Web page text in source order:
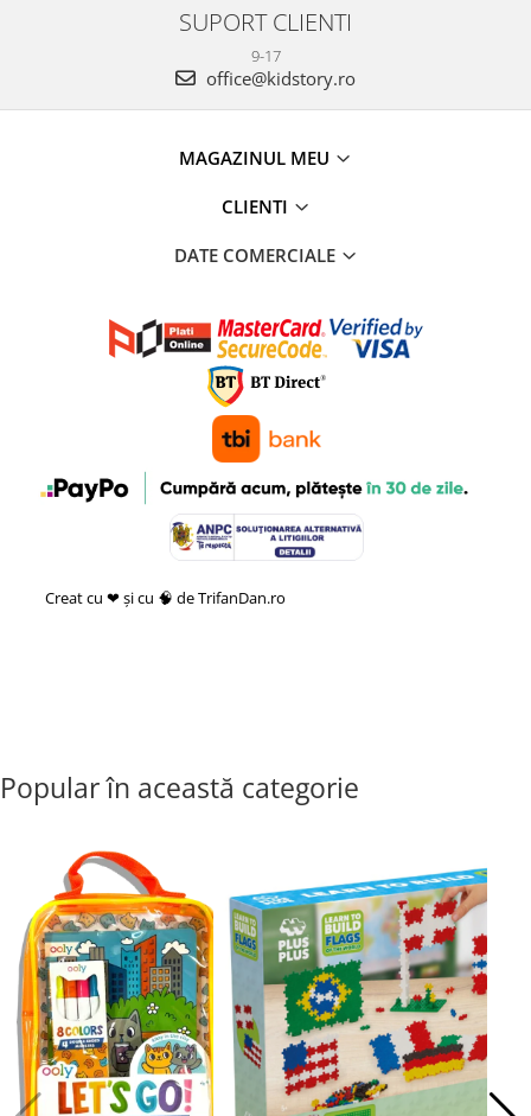
SUPORT CLIENTI
9-17
office@kidstory.ro
MAGAZINUL MEU
CLIENTI
DATE COMERCIALE
Creat cu ❤ și cu 🧠 de TrifanDan.ro
Popular în această categorie